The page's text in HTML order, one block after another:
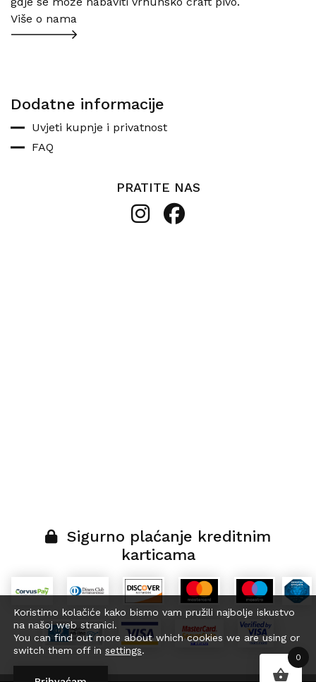
Više o nama
Dodatne informacije
Uvjeti kupnje i privatnost
FAQ
PRATITE NAS
Sigurno plaćanje kreditnim
karticama
Koristimo kolačiće kako bismo vam pružili najbolje iskustvo
na našoj web stranici.
You can find out more about which cookies we are using or
switch them off in settings.
0